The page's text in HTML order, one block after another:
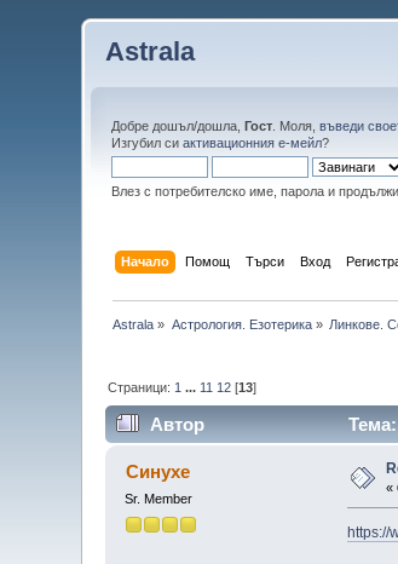
Astrala
Добре дошъл/дошла,Гост . Моля,въведи
Изгубил сиактивационния е-мейл?
Влез с потребителско име, парола и
Начало Помощ Търси Вход
Astrala » Астрология. Езотерика» Линкове.
Страници: 1 ... 11 12 [13]
Автор
Синухе
Sr. Member
«
https://